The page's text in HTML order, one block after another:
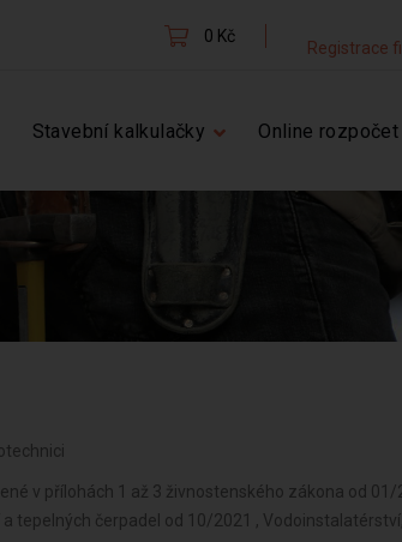
0 Kč
Registrace
Stavební kalkulačky Online rozpočet
v přílohách 1 až 3 živnostenského zákona od
tepelných čerpadel od 10/2021 ,